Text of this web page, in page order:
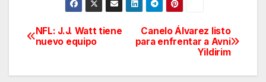
Navegación
Canelo Álvarez listo
para enfrentar a Avni
Yildirim
NFL: J.J. Watt tiene
nuevo equipo